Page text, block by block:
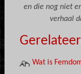
en die nog niet
verhaal
Wat is